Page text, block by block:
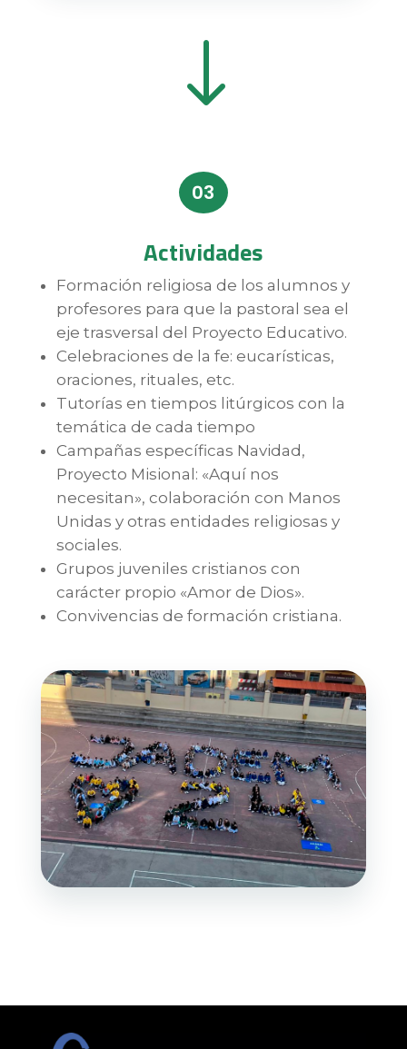
"
03
Actividades
Formación religiosa de los alumnos y
profesores para que la pastoral sea el
eje trasversal del Proyecto Educativo.
Celebraciones de la fe: eucarísticas,
oraciones, rituales, etc.
Tutorías en tiempos litúrgicos con la
temática de cada tiempo
Campañas específicas Navidad,
Proyecto Misional: «Aquí nos
necesitan», colaboración con Manos
Unidas y otras entidades religiosas y
sociales.
Grupos juveniles cristianos con
carácter propio «Amor de Dios».
Convivencias de formación cristiana.